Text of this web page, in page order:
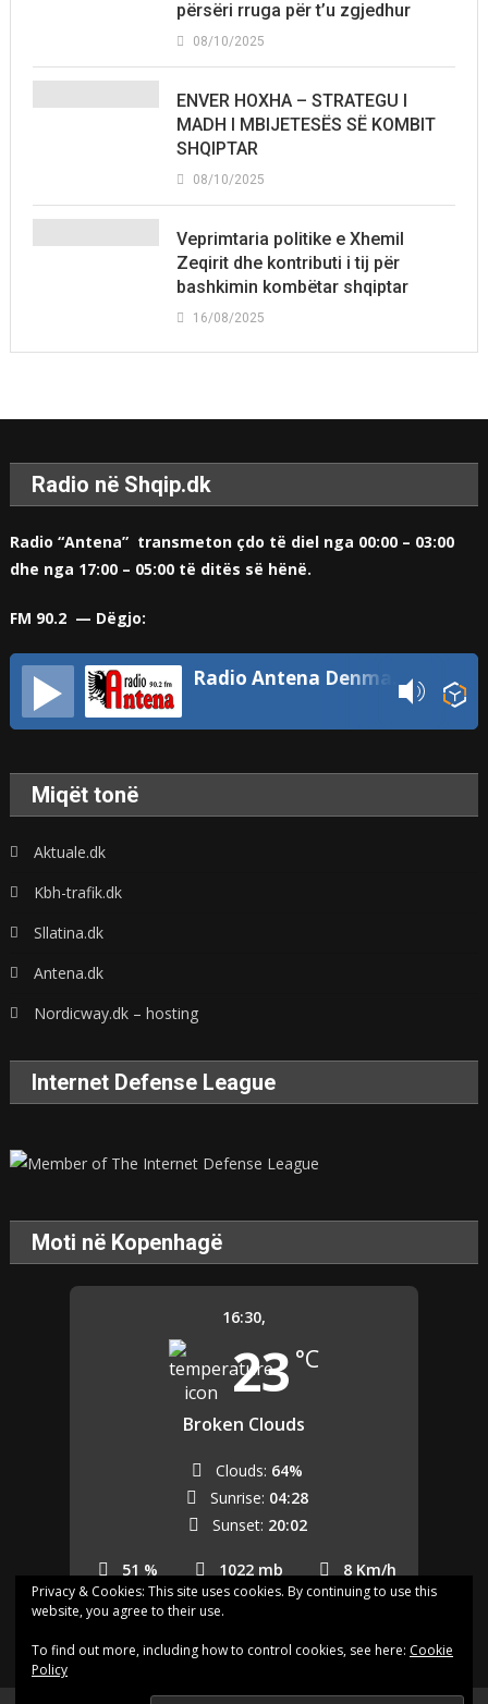
përsëri rruga për t’u zgjedhur
08/10/2025
ENVER HOXHA – STRATEGU I
MADH I MBIJETESËS SË KOMBIT
SHQIPTAR
08/10/2025
Veprimtaria politike e Xhemil
Zeqirit dhe kontributi i tij për
bashkimin kombëtar shqiptar
16/08/2025
Radio në Shqip.dk
Radio “Antena” transmeton çdo të diel nga 00:00 – 03:00
dhe nga 17:00 – 05:00 të ditës së hënë.
FM 90.2 — Dëgjo:
Radio Antena Denmark
Miqët tonë
Aktuale.dk
Kbh-trafik.dk
Sllatina.dk
Antena.dk
Nordicway.dk – hosting
Internet Defense League
Moti në Kopenhagë
16:30,
23 °C
Broken Clouds
51 % 1022 mb 8 Km/h
Clouds: 64%
Sunrise: 04:28
Sunset: 20:02
Last updated: 16:26
Privacy & Cookies: This site uses cookies. By continuing to use this
website, you agree to their use.
To find out more, including how to control cookies, see here: Cookie
Policy